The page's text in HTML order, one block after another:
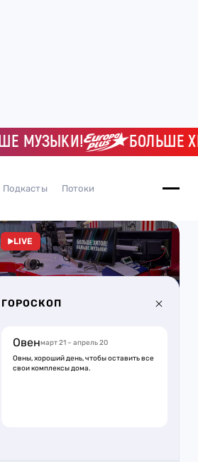
БОЛЬШЕ
Подкасты Потоки
LIVE
ГОРОСКОП
Овенмарт 21 – апрель 20
Овны, хороший день, чтобы оставить все
свои комплексы дома.